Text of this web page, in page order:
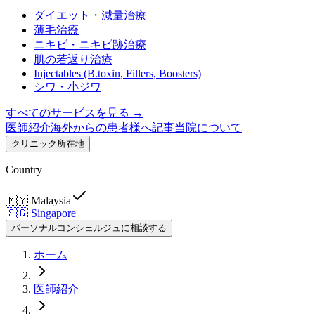
ダイエット・減量治療
薄毛治療
ニキビ・ニキビ跡治療
肌の若返り治療
Injectables (B.toxin, Fillers, Boosters)
シワ・小ジワ
すべてのサービスを見る →
医師紹介海外からの患者様へ記事当院について
クリニック所在地
Country
🇲🇾 Malaysia
🇸🇬 Singapore
パーソナルコンシェルジュに相談する
ホーム
医師紹介